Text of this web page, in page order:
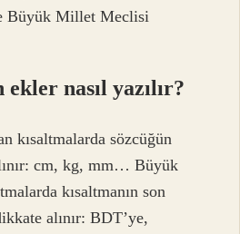
Büyük Millet Meclisi
nasıl yazılır?
kısaltmalarda sözcüğün
cm, kg, mm… Büyük
kısaltmanın son
alınır: BDT’ye,